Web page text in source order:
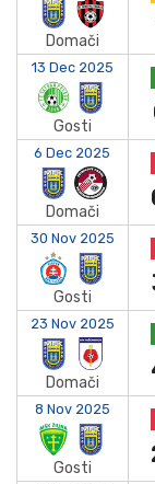
Domači
13 Dec 2025
Gosti
6 Dec 2025
Domači
30 Nov 2025
Gosti
23 Nov 2025
Domači
8 Nov 2025
Gosti